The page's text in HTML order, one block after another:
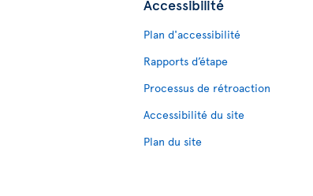
Accessibilité
Plan d'accessibilité
Rapports d’étape
Processus de rétroaction
Accessibilité du site
Plan du site